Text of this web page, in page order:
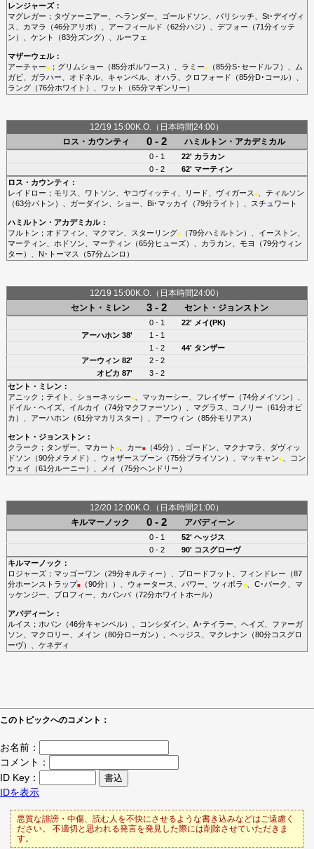
レンジャーズ：
マグレガー ； タヴァーニアー ヘランダー ゴールドソン バリシッチ
St･デイヴィ
ス
カマラ （46分アリボ）、 アーフィールド （62分ハジ ）、 デフォー （71分イッテ
ン ）、 ケント （83分ズング）、 ルーフェ
マザーウェル：
アーチャー■； グリムショー （85分ポルワース ）、 ラミー■（85分S･セードルフ ）、
ム
ガビ、 ガラハー オドネル、 キャンベル、 オハラ クロフォード （85分D･コール）、
ラング（76分ホワイト ）、 ワット （65分マギンリー ）
12/19 15:00K.O.（日本時間24:00）
ロス・カウンティ
0 - 2 ハミルトン・アカデミカル
0 - 1 22' カラカン
0 - 2
62' マーティン
ロス・カウンティ ：
レイドロー ； モリス ワトソン ヤコヴィッティ リード ヴィガース ■、 ティルソン
（63分パトン ）、 ガーダイン ショー Bi･マッカイ （79分ライト ）、 スチュワート
ハミルトン・アカデミカル：
フルトン ； オドフィン マクマン スターリング■（79分ハミルトン ）、 イーストン
マーティン
ホドソン マーティン （65分ヒューズ）、 カラカン モヨ （79分ウィン
ター ）、 N･トーマス （57分ムンロ ）
12/19 15:00K.O.（日本時間24:00）
セント・ミレン
3 - 2 セント・ジョンストン
0 - 1 22' メイ(PK)
アーハホン38'
1 - 1
1 - 2
44' タンザー
アーウィン82'
2 - 2
オビカ 87'
3 - 2
セント・ミレン：
アニック ； テイト ショーネッシー■、 マッカーシー フレイザー （74分メイソン ）、
ドイル・ヘイズ、 イルカイ （74分マクファーソン ）、 マグラス コノリー （61分オビ
カ ）、 アーハホン （61分マカリスター ）、 アーウィン （85分モリアス ）
セント・ジョンストン：
クラーク ； タンザー マカート ■、 カー■（45分）、 ゴードン マクナマラ
ダヴィッ
ドソン （90分メラメド ）、 ウォザースプーン （75分ブライソン ）、 マッキャン■、
コン
ウェイ
（61分ルーニー ）、 メイ （75分ヘンドリー ）
12/20 12:00K.O.（日本時間21:00）
キルマーノック
0 - 2 アバディーン
0 - 1 52' ヘッジス
0 - 2
90' コスグローヴ
キルマーノック ：
ロジャーズ； マッゴーワン （29分キルティー ）、 ブロードフット フィンドレー （87
分ホーンストラップ■（90分））、 ウォータース パワー ツィボラ ■、 C･バーク
マ
ッケンジー
ブロフィー カバンバ（72分ホワイトホール）
アバディーン：
ルイス ； ホバン （46分キャンベル）、 コンシダイン A･テイラー ヘイズ、 ファーガ
ソン
マクロリー メイン （80分ローガン ）、 ヘッジス マクレナン （80分コスグロ
ーヴ）、 ケネディ
このトピックへのコメント：
お名前：
コメント：
ID Key：
IDを表示
悪質な誹謗・中傷、読む人を不快にさせるような書き込みなどはご遠慮く
ださい。 不適切と思われる発言を発見した際には削除させていただきま
す。